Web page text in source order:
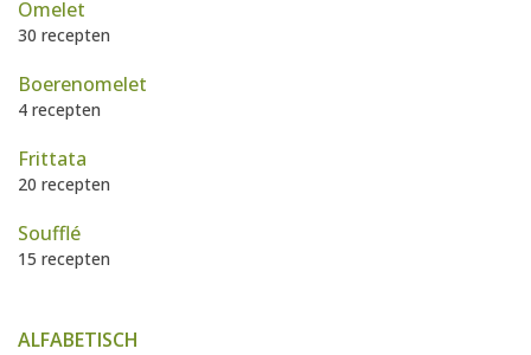
Omelet
30 recepten
Boerenomelet
4 recepten
Frittata
20 recepten
Soufflé
15 recepten
ALFABETISCH